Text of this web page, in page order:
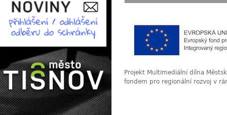
Projekt Multimediální dílna
fondem pro regionální rozvoj v